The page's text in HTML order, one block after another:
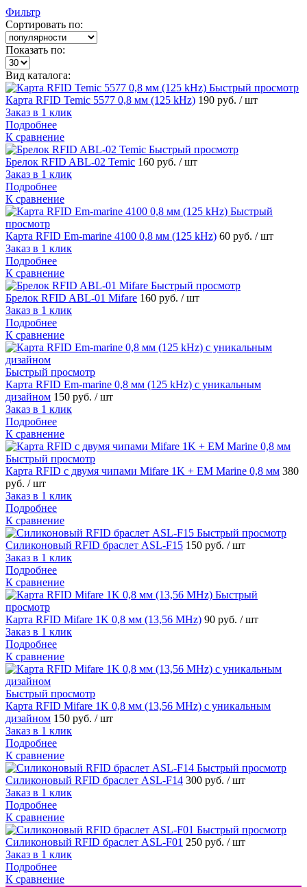
Фильтр
Сортировать по:
Показать по:
Вид каталога:
Быстрый просмотр
Карта RFID Temic 5577 0,8 мм (125 kHz) 190 руб. / шт
Заказ в 1 клик
Подробнее
К сравнение
Быстрый просмотр
Брелок RFID ABL-02 Temic 160 руб. / шт
Заказ в 1 клик
Подробнее
К сравнение
Быстрый
просмотр
Карта RFID Em-marine 4100 0,8 мм (125 kHz) 60 руб. / шт
Заказ в 1 клик
Подробнее
К сравнение
Быстрый просмотр
Брелок RFID ABL-01 Mifare 160 руб. / шт
Заказ в 1 клик
Подробнее
К сравнение
Быстрый просмотр
Карта RFID Em-marine 0,8 мм (125 kHz) с уникальным
дизайном 150 руб. / шт
Заказ в 1 клик
Подробнее
К сравнение
Быстрый просмотр
Карта RFID с двумя чипами Mifare 1K + ЕM Marine 0,8 мм 380
руб. / шт
Заказ в 1 клик
Подробнее
К сравнение
Быстрый просмотр
Силиконовый RFID браслет ASL-F15 150 руб. / шт
Заказ в 1 клик
Подробнее
К сравнение
Быстрый
просмотр
Карта RFID Mifare 1K 0,8 мм (13,56 MHz) 90 руб. / шт
Заказ в 1 клик
Подробнее
К сравнение
Быстрый просмотр
Карта RFID Mifare 1K 0,8 мм (13,56 MHz) с уникальным
дизайном 150 руб. / шт
Заказ в 1 клик
Подробнее
К сравнение
Быстрый просмотр
Силиконовый RFID браслет ASL-F14 300 руб. / шт
Заказ в 1 клик
Подробнее
К сравнение
Быстрый просмотр
Силиконовый RFID браслет ASL-F01 250 руб. / шт
Заказ в 1 клик
Подробнее
К сравнение